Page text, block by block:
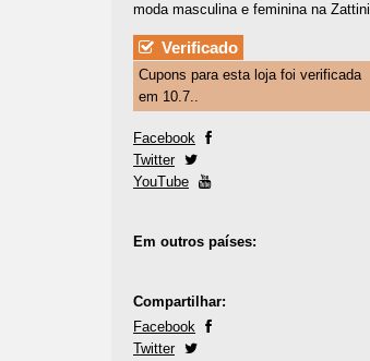
moda masculina e feminina na Zattini
Verificado
Cupons para esta loja foi verificada
em 10.7..
Facebook
Twitter
YouTube
Em outros países:
Compartilhar:
Facebook
Twitter